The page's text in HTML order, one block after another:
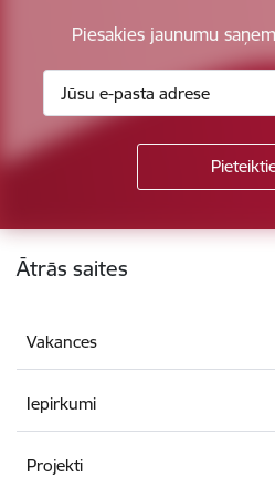
Piesakies jaunumu
Kājene
Ātrās saites
Vakances
Iepirkumi
Projekti